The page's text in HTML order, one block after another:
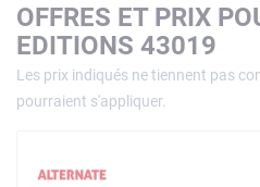
OFFRES ET PRIX
EDITIONS 43019
Les prix indiqués ne tiennent pas
pourraient s'appliquer.